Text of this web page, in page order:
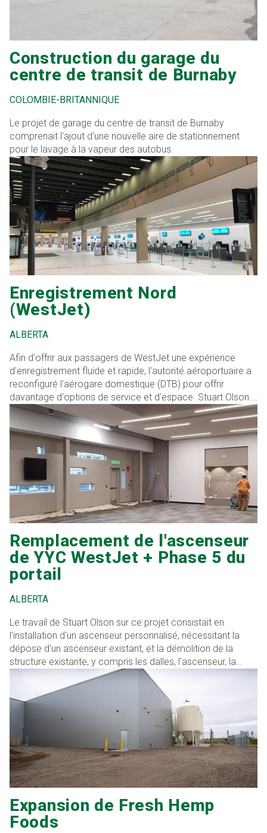
Construction du garage du
centre de transit de Burnaby
COLOMBIE-BRITANNIQUE
Le projet de garage du centre de transit de Burnaby
comprenait l'ajout d'une nouvelle aire de stationnement
pour le lavage à la vapeur des autobus.
Enregistrement Nord
(WestJet)
ALBERTA
Afin d'offrir aux passagers de WestJet une expérience
d'enregistrement fluide et rapide, l'autorité aéroportuaire a
reconfiguré l'aérogare domestique (DTB) pour offrir
davantage d'options de service et d'espace. Stuart Olson a
été chargé de rénover une nouvelle zone d'enregistrement
et de bagages.
Remplacement de l'ascenseur
de YYC WestJet + Phase 5 du
portail
ALBERTA
Le travail de Stuart Olson sur ce projet consistait en
l'installation d'un ascenseur personnalisé, nécessitant la
dépose d'un ascenseur existant, et la démolition de la
structure existante, y compris les dalles, l'ascenseur, la
cage et les murs de la salle mécanique.
Expansion de Fresh Hemp
Foods